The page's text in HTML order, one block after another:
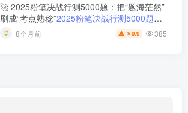
🚀 2025粉笔决战行测5000题：把“题海茫然”
刷成“考点熟稔”2025粉笔决战行测5000题上
册下册8个月前 ￥9.9 385